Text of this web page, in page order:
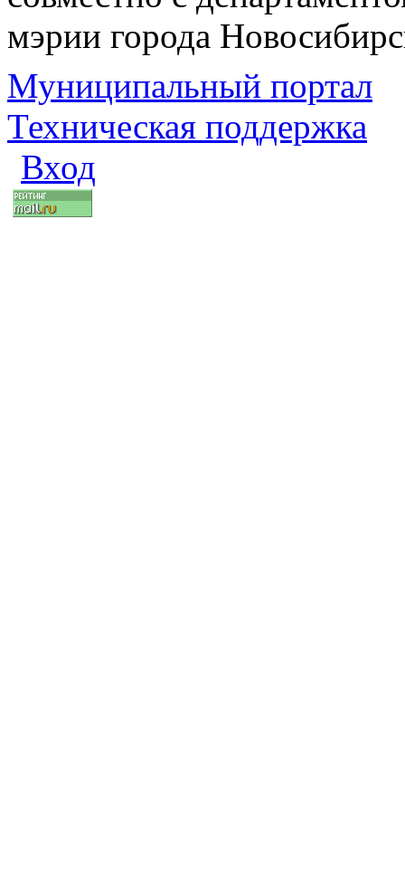
мэрии города
Муниципальный портал
Техническая поддержка
Вход